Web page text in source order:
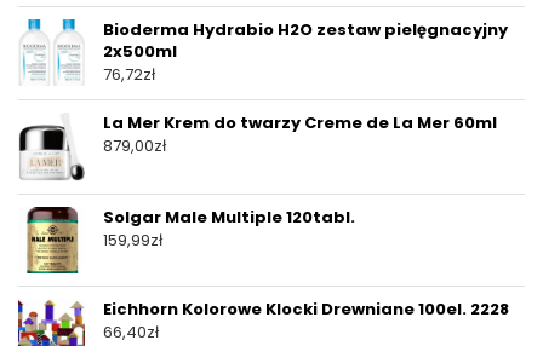
Bioderma Hydrabio H2O zestaw pielęgnacyjny
2x500ml
76,72zł
La Mer Krem do twarzy Creme de La Mer 60ml
879,00zł
Solgar Male Multiple 120tabl.
159,99zł
Eichhorn Kolorowe Klocki Drewniane 100el. 2228
66,40zł